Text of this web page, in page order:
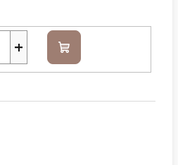
+ Do
košíku